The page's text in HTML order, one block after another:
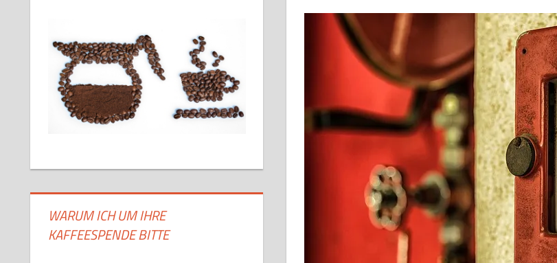
WARUM ICH UM IHRE
KAFFEESPENDE BITTE